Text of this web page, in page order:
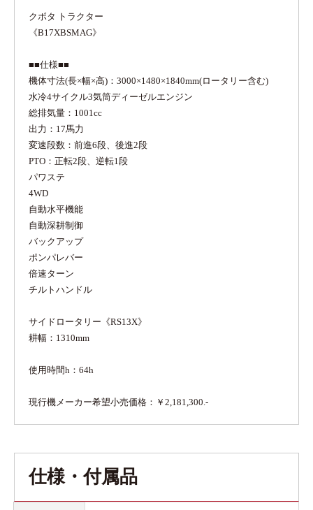
クボタ トラクター
《B17XBSMAG》
■■仕様■■
機体寸法(長×幅×高)：3000×1480×1840mm(ロータリー含む)
水冷4サイクル3気筒ディーゼルエンジン
総排気量：1001cc
出力：17馬力
変速段数：前進6段、後進2段
PTO：正転2段、逆転1段
パワステ
4WD
自動水平機能
自動深耕制御
バックアップ
ポンパレバー
倍速ターン
チルトハンドル
サイドロータリー《RS13X》
耕幅：1310mm
使用時間h：64h
現行機メーカー希望小売価格：￥2,181,300.-
仕様・付属品